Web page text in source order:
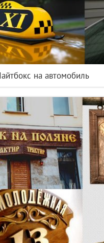
на автомобиль